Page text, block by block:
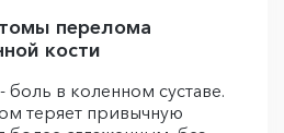
перелома
кости
боль в коленном суставе.
теряет привычную